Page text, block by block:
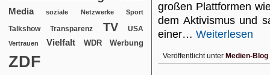
Media
soziale Netzwerke Sport
Talkshow Transparenz TV USA
Vertrauen Vielfalt WDR Werbung
ZDF
großen Plattformen
dem Aktivismus und
einer… Weiterlesen
Veröffentlicht unter Medien-Blog